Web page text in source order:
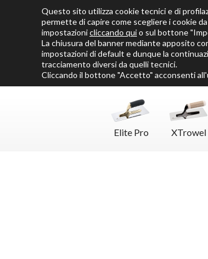
Chi siamo Cataloghi Personalizza SoloMio
Elite Pro XTrowel
Questo sito utilizza cookie tecnici e di
permette di capire come scegliere i cookie
impostazionicliccando quio sul bottone
La chiusura del banner mediante apposito
impostazioni di default e dunque la
tracciamento diversi da quelli tecnici.
Cliccando il bottone "Accetto" acconsenti